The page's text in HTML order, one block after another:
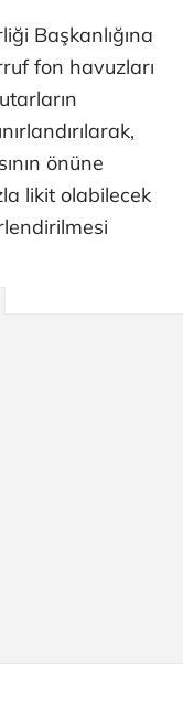
Başkanlığına
fon havuzları
önüne
likit olabilecek